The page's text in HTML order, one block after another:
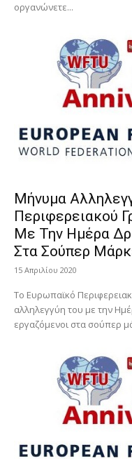
οργανώνετε...
Μήνυμα
Περιφερειακού
Με Την Ημέρα
Στα Σούπερ
15 Απριλίου 2020
Το Ευρωπαϊκό
αλληλεγγύη του με την
εργαζόμενοι στα σούπερ